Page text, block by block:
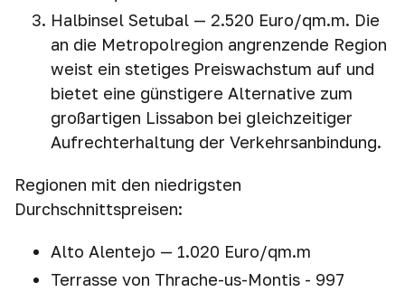
Halbinsel Setubal — 2.520 Euro/qm.m. Die
an die Metropolregion angrenzende Region
weist ein stetiges Preiswachstum auf und
bietet eine günstigere Alternative zum
großartigen Lissabon bei gleichzeitiger
Aufrechterhaltung der Verkehrsanbindung.
Regionen mit den niedrigsten
Durchschnittspreisen:
Alto Alentejo — 1.020 Euro/qm.m
Terrasse von Thrache-us-Montis - 997